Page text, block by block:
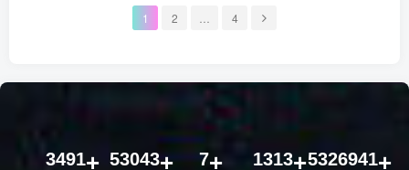
1 2 4
3491 53043 7 1313 5326941